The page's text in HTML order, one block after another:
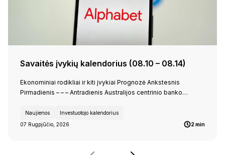
Savaitės įvykių kalendorius (08.10 – 08.14)
Ekonominiai rodikliai ir kiti įvykiai Prognozė Ankstesnis
Pirmadienis – – – Antradienis Australijos centrinio banko…
Naujienos
Investuotojo kalendorius
07 Rugpjūčio, 2026
2 min